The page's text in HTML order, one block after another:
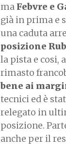
ma Febvre e
già in prima e
una caduta
posizione
la pista e cosi,
rimasto
bene ai
tecnici ed è
relegato in
posizione.
anche per il